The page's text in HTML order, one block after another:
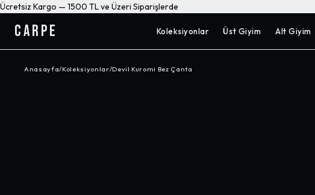
Ücretsiz Kargo — 1500 TL ve Üzeri Siparişlerde
CARPE Koleksiyonlar Üst Giyim Alt Giyim
Anasayfa/Koleksiyonlar/Devil Kuromi Bez Çanta